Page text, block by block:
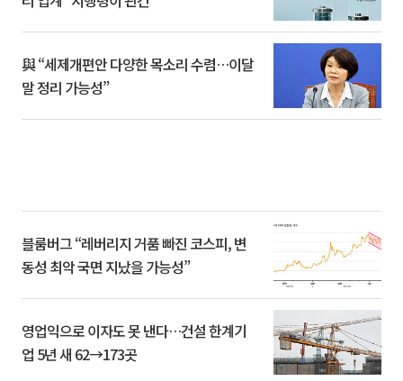
與 “세제개편안 다양한 목소리 수렴…이달
말 정리 가능성”
블룸버그 “레버리지 거품 빠진 코스피, 변
동성 최악 국면 지났을 가능성”
영업익으로 이자도 못 낸다…건설 한계기
업 5년 새 62→173곳